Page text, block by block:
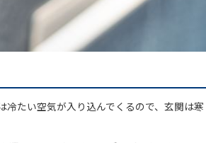
たい空気が入り込んでくるので、玄関は寒